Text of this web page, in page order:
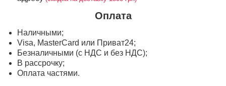
Оплата
Наличными;
Visa, MasterСard или Приват24;
Безналичными (с НДС и без НДС);
В рассрочку;
Оплата частями.